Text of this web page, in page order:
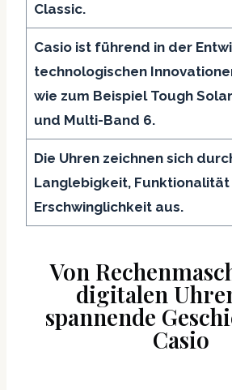
Classic.
Casio ist führend in der
technologischen
wie zum Beispiel Tough
und Multi-Band 6.
Die Uhren zeichnen sich
Langlebigkeit, Funktionalität
Erschwinglichkeit aus.
Von
digitalen
spannende
Casio